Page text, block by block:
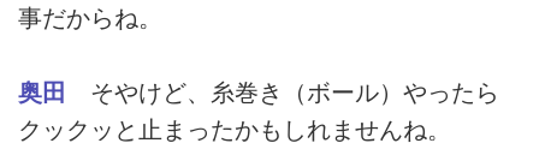
事だからね。
奥田
そやけど、糸巻き（ボール）やったら
クックッと止まったかもしれませんね。